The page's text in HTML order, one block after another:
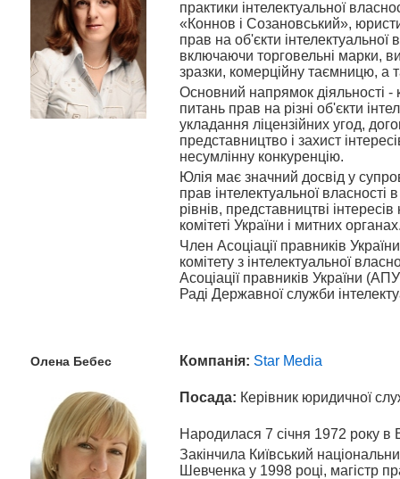
практики інтелектуальної
«Коннов і Созановський»,
прав на об'єкти інтелектуальної
включаючи торговельні марки,
зразки, комерційну таємницю, а
Основний напрямок діяльності -
питань прав на різні об'єкти
укладання ліцензійних угод,
представництво і захист
несумлінну конкуренцію.
Юлія має значний досвід у
прав інтелектуальної власності
рівнів, представництві
комітеті України і митних
Член Асоціації правників
комітету з інтелектуальної
Асоціації правників України
Раді Державної служби
Олена Бебес Компанія: Star Media
Посада: Керівник юридичної
Народилася 7 січня 1972 року в
Закінчила Київський
Шевченка у 1998 році, магістр